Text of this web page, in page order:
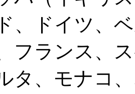
、ドイツ、
フランス、
タ、モナコ